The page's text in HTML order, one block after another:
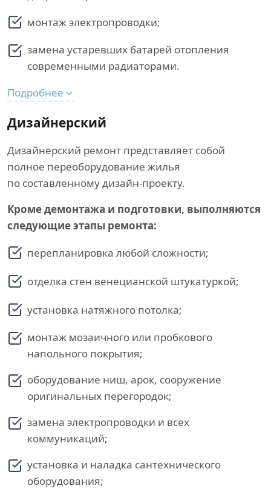
монтаж электропроводки;
замена устаревших батарей отопления
современными радиаторами.
Подробнее
Дизайнерский
Дизайнерский ремонт представляет собой
полное переоборудование жилья
по составленному дизайн-проекту.
Кроме демонтажа и подготовки, выполняются
следующие этапы ремонта:
перепланировка любой сложности;
отделка стен венецианской штукатуркой;
установка натяжного потолка;
монтаж мозаичного или пробкового
напольного покрытия;
оборудование ниш, арок, сооружение
оригинальных перегородок;
замена электропроводки и всех
коммуникаций;
установка и наладка сантехнического
оборудования;